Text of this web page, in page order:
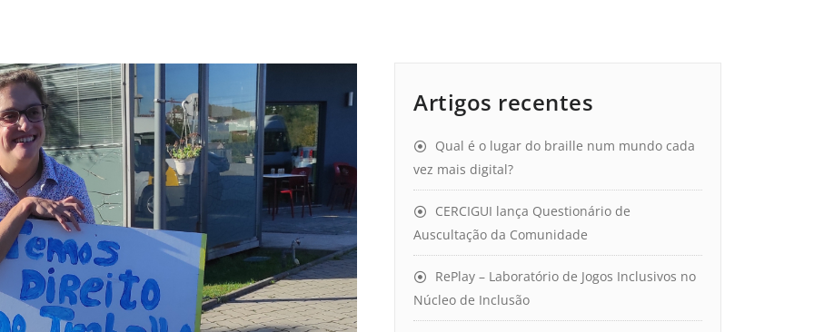
Artigos recentes
Qual é o lugar do braille num mundo cada
vez mais digital?
CERCIGUI lança Questionário de
Auscultação da Comunidade
RePlay – Laboratório de Jogos Inclusivos no
Núcleo de Inclusão